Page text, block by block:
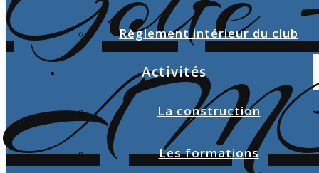
Règlement intérieur du club
Activités
La construction
Les formations